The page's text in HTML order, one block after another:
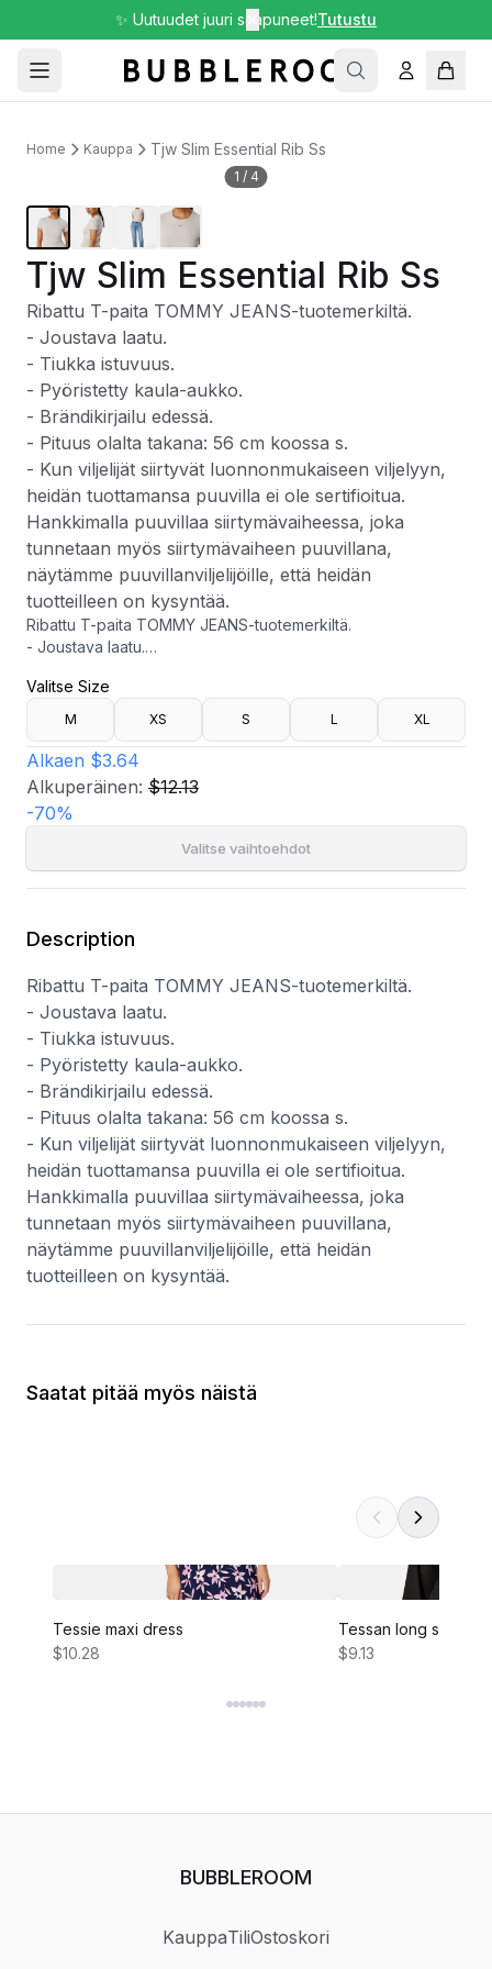
✨ Uutuudet juuri saapuneet!Tutustu
Home Kauppa Tjw Slim Essential Rib Ss
1 / 4
Tjw Slim Essential Rib Ss
Ribattu T-paita TOMMY JEANS-tuotemerkiltä.
- Joustava laatu.
- Tiukka istuvuus.
- Pyöristetty kaula-aukko.
- Brändikirjailu edessä.
- Pituus olalta takana: 56 cm koossa s.
- Kun viljelijät siirtyvät luonnonmukaiseen viljelyyn,
heidän tuottamansa puuvilla ei ole sertifioitua.
Hankkimalla puuvillaa siirtymävaiheessa, joka
tunnetaan myös siirtymävaiheen puuvillana,
näytämme puuvillanviljelijöille, että heidän
tuotteilleen on kysyntää.
Ribattu T-paita TOMMY JEANS-tuotemerkiltä.
- Joustava laatu.
- Pyöristetty kaula-aukko.
- Brändikirjailu edessä.
- Pituus olalta takana: 56 cm koossa s.
- Kun viljelijät siirtyvät luonnonmukaiseen viljelyyn, heidän
tuottamansa puuvilla ei ole sertifioitua. Hankkimalla puuvillaa
siirtymävaiheessa, joka tunnetaan myös siirtymävaiheen
puuvillana, näytämme puuvillanviljelijöille, että heidän
tuotteilleen on kysyntää.
Valitse Size
M XS S L XL
Alkaen $3.64
Alkuperäinen: $12.13
-70%
Valitse vaihtoehdot
Description
Ribattu T-paita TOMMY JEANS-tuotemerkiltä.
- Joustava laatu.
- Tiukka istuvuus.
- Pyöristetty kaula-aukko.
- Brändikirjailu edessä.
- Pituus olalta takana: 56 cm koossa s.
- Kun viljelijät siirtyvät luonnonmukaiseen viljelyyn,
heidän tuottamansa puuvilla ei ole sertifioitua.
Hankkimalla puuvillaa siirtymävaiheessa, joka
tunnetaan myös siirtymävaiheen puuvillana,
näytämme puuvillanviljelijöille, että heidän
tuotteilleen on kysyntää.
Saatat pitää myös näistä
Tessie maxi dress
$10.28
Tessan long sleeve
$9.13
BUBBLEROOM
KauppaTiliOstoskori